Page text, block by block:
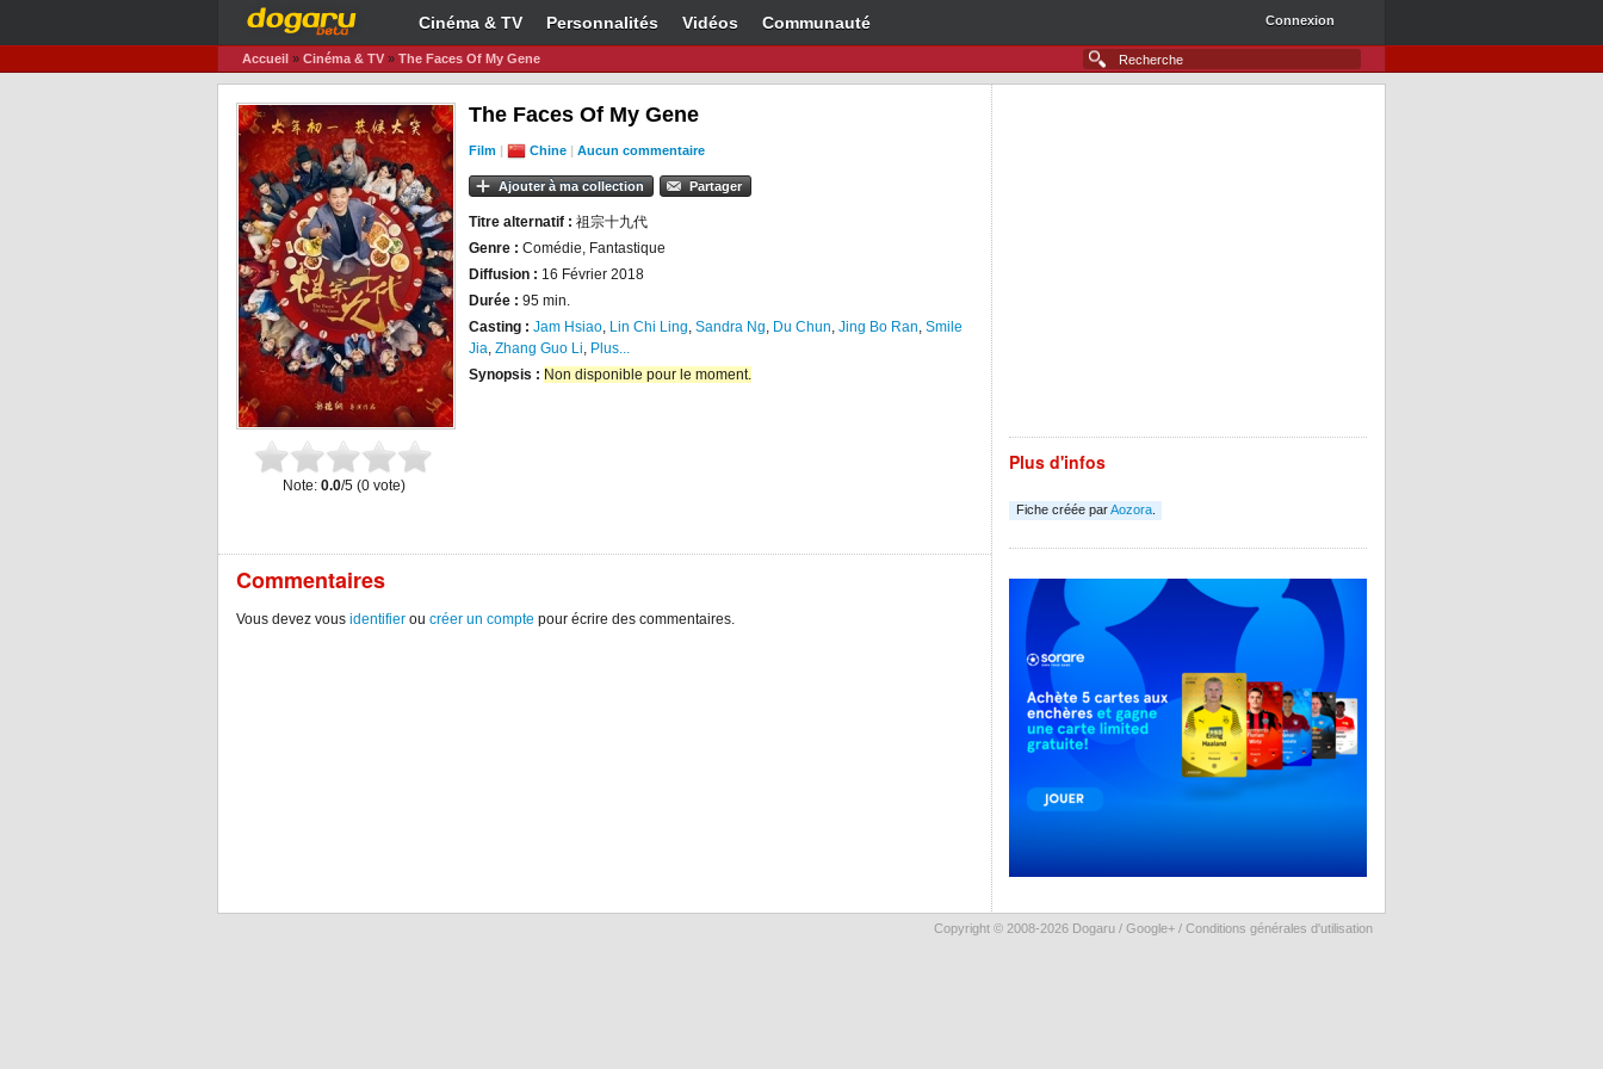
Cinéma & TV Personnalités Vidéos Communauté Connexion
Accueil » Cinéma & TV » The Faces Of My Gene
Note: 0.0/5 (0vote)
The Faces Of My Gene
Film | Chine | Aucun commentaire
Ajouter à ma collection Partager
Titre alternatif : 祖宗十九代
Genre : Comédie, Fantastique
Diffusion : 16 Février 2018
Durée : 95 min.
Casting : Jam Hsiao, Lin Chi Ling, Sandra Ng, Du Chun, Jing Bo Ran, Smile
Jia, Zhang Guo Li, Plus...
Synopsis : Non disponible pour le moment.
Commentaires
Vous devez vous identifier ou créer un compte pour écrire des commentaires.
Plus d'infos
Fiche créée parAozora.
Copyright © 2008-2026 Dogaru / Google+ / Conditions générales d'utilisation